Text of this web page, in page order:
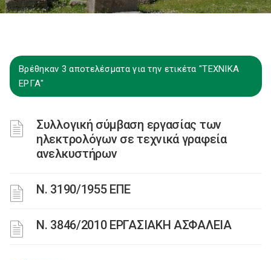
Βρέθηκαν 3 αποτελέσματα για την ετικέτα "ΤΕΧΝΙΚΑ
ΕΡΓΑ"
Συλλογική σύμβαση εργασίας των
ηλεκτρολόγων σε τεχνικά γραφεία
ανελκυστήρων
Ν. 3190/1955 ΕΠΕ
Ν. 3846/2010 ΕΡΓΑΣΙΑΚΗ ΑΣΦΑΛΕΙΑ